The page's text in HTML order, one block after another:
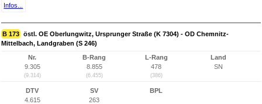
Infos...
B 173 östl. OE Oberlungwitz, Ursprunger Straße (K 7304) - OD Chemnitz-
Mittelbach, Landgraben (S 246)
Nr.
9.305
(9.314)
B-Rang
8.855
(6.455)
L-Rang
478
(386)
Land
SN
DTV
4.615
SV
263
BPL